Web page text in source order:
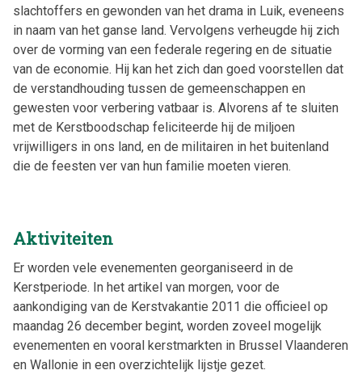
slachtoffers en gewonden van het drama in Luik, eveneens
in naam van het ganse land. Vervolgens verheugde hij zich
over de vorming van een federale regering en de situatie
van de economie. Hij kan het zich dan goed voorstellen dat
de verstandhouding tussen de gemeenschappen en
gewesten voor verbering vatbaar is. Alvorens af te sluiten
met de Kerstboodschap feliciteerde hij de miljoen
vrijwilligers in ons land, en de militairen in het buitenland
die de feesten ver van hun familie moeten vieren.
Aktiviteiten
Er worden vele evenementen georganiseerd in de
Kerstperiode. In het artikel van morgen, voor de
aankondiging van de Kerstvakantie 2011 die officieel op
maandag 26 december begint, worden zoveel mogelijk
evenementen en vooral kerstmarkten in Brussel Vlaanderen
en Wallonie in een overzichtelijk lijstje gezet.